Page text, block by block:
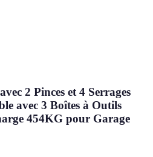
2 Pinces et 4 Serrages
avec 3 Boîtes à Outils
454KG pour Garage